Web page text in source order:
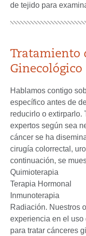
de tejido para
Tratamiento
Ginecológico
Hablamos contigo
específico antes de
reducirlo o extirparlo.
expertos según sea
cáncer se ha
cirugía colorrectal,
continuación, se
Quimioterapia
Terapia Hormonal
Inmunoterapia
Radiación. Nuestros
experiencia en el
para tratar cánceres